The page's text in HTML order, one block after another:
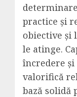
practice și
obiective și
le atinge.
încredere
valorifică
bază solidă